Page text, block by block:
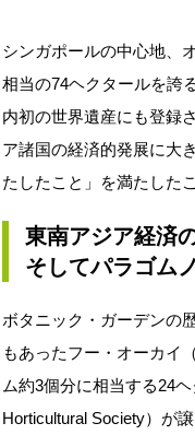
シンガポールの中心地、
相当の74ヘクタールを誇
内初の世界遺産にも登録
ア諸国の経済的発展に大
たしたこと」を満たした
東南アジア経済
そしてパラゴム
ボタニック・ガーデンの
もあったフー・オーカイ
ム約3個分に相当する24
Horticultural Society）が